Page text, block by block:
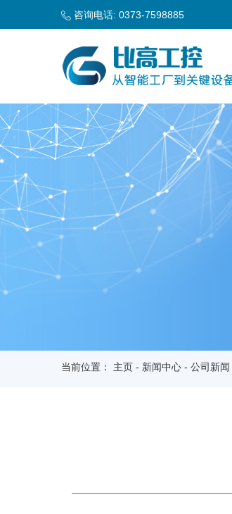
咨询电话: 0373-7598885
当前位置： 主页 - 新闻中心 - 公司新闻